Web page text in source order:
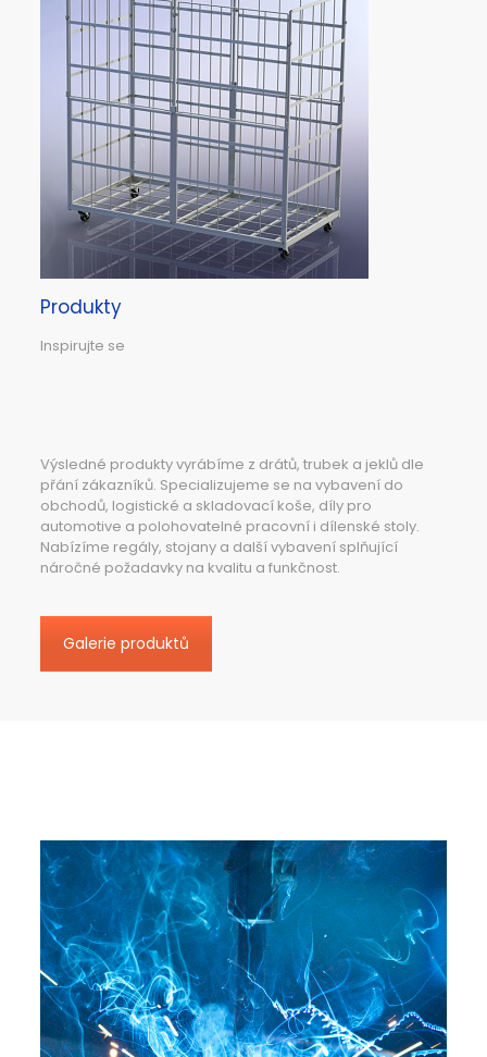
Produkty
Inspirujte se
Výsledné produkty vyrábíme z drátů, trubek a jeklů dle
přání zákazníků. Specializujeme se na vybavení do
obchodů, logistické a skladovací koše, díly pro
automotive a polohovatelné pracovní i dílenské stoly.
Nabízíme regály, stojany a další vybavení splňující
náročné požadavky na kvalitu a funkčnost.
Galerie produktů